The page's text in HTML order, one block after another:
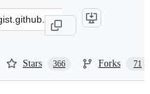
Stars 366 Forks 71